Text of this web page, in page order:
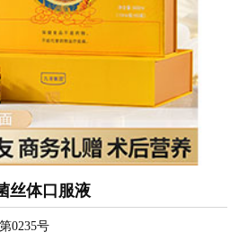
丝体口服液
0235号